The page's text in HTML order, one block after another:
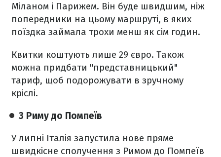
Міланом і Парижем. Він буде швидшим, ніж
попередники на цьому маршруті, в яких
поїздка займала трохи менш як сім годин.
Квитки коштують лише 29 євро. Також
можна придбати "представницький"
тариф, щоб подорожувати в зручному
кріслі.
З Риму до Помпеїв
У липні Італія запустила нове пряме
швидкісне сполучення з Римом до Помпеїв